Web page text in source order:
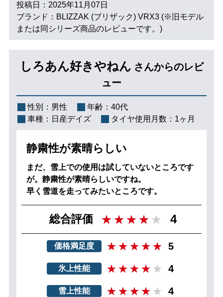
投稿日：2025年11月07日
ブランド：BLIZZAK (ブリザック) VRX3 (※旧モデル
または同シリーズ商品のレビューです。)
しろあん好きやねん さんからのレビ
ュー
性別： 男性 年齢： 40代
車種： 日産デイズ タイヤ使用月数： 1ヶ月
静粛性が素晴らしい
まだ、雪上での使用は試していないところです
が。静粛性が素晴らしいですね。
早く雪道を走ってみたいところです。
総合評価 4
価格満足度 5
氷上性能 4
雪上性能 4